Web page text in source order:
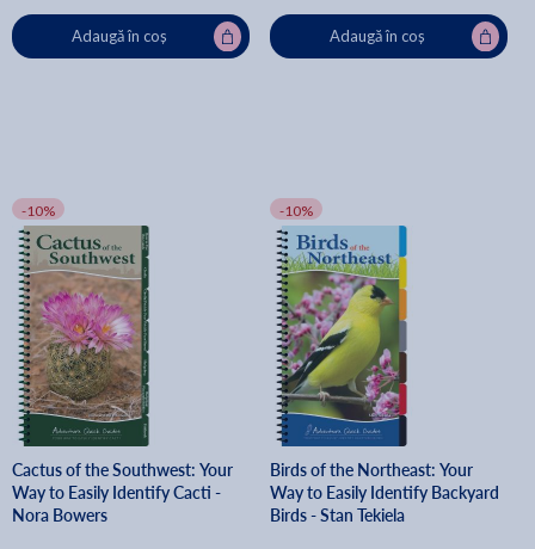
Adaugă în coș Adaugă în coș
-10%
Cactus of the Southwest: Your
Way to Easily Identify Cacti -
Nora Bowers
-10%
Birds of the Northeast: Your
Way to Easily Identify Backyard
Birds - Stan Tekiela